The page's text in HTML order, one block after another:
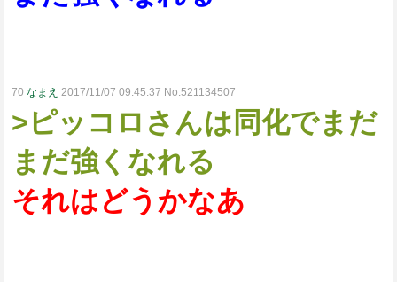
70 なまえ 2017/11/07 09:45:37 No.521134507
>ピッコロさんは同化でまだ
まだ強くなれる
それはどうかなあ